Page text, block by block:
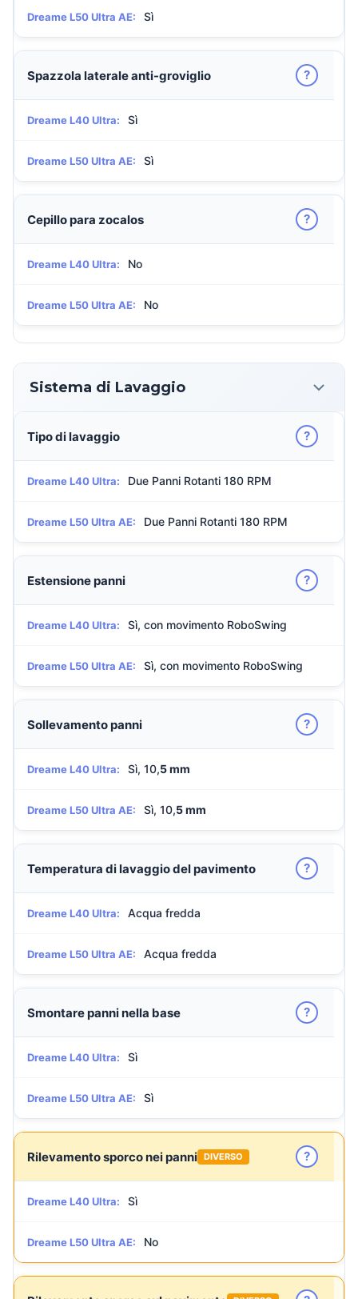
Dreame L50 Ultra AE: Sì
Spazzola laterale anti-groviglio ?
Dreame L40 Ultra: Sì
Dreame L50 Ultra AE: Sì
Cepillo para zocalos ?
Dreame L40 Ultra: No
Dreame L50 Ultra AE: No
Sistema di Lavaggio
Tipo di lavaggio ?
Dreame L40 Ultra: Due Panni Rotanti 180 RPM
Dreame L50 Ultra AE: Due Panni Rotanti 180 RPM
Estensione panni ?
Dreame L40 Ultra: Sì, con movimento RoboSwing
Dreame L50 Ultra AE: Sì, con movimento RoboSwing
Sollevamento panni ?
Dreame L40 Ultra: Sì, 10,5 mm
Dreame L50 Ultra AE: Sì, 10,5 mm
Temperatura di lavaggio del pavimento ?
Dreame L40 Ultra: Acqua fredda
Dreame L50 Ultra AE: Acqua fredda
Smontare panni nella base ?
Dreame L40 Ultra: Sì
Dreame L50 Ultra AE: Sì
Rilevamento sporco nei panni DIVERSO ?
Dreame L40 Ultra: Sì
Dreame L50 Ultra AE: No